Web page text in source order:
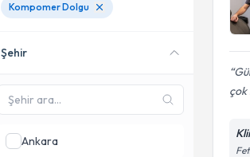
çok
Kompomer Dolgu
Şehir
Ankara